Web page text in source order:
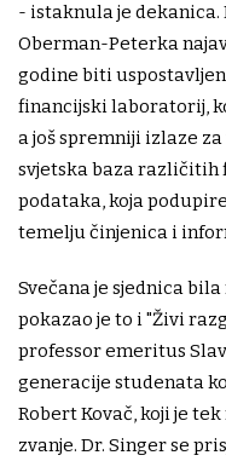
- istaknula je dekanica.
Oberman-Peterka
godine biti
financijski laboratorij,
a još spremniji izlaze
svjetska baza
podataka, koja
temelju činjenica i
Svečana je sjednica
pokazao je to i "Živi
professor emeritus
generacije studenata
Robert Kovač, koji je
zvanje. Dr. Singer se